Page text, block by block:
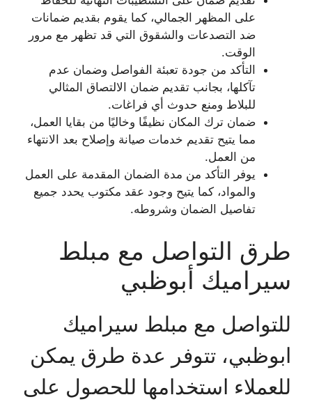
على المظهر الجمالي، كما يقوم بقديم ضمانات
ضد التصدعات والشقوق التي قد تظهر مع مرور
الوقت.
التأكد من جودة تعبئة الفواصل وضمان عدم
تآكلها، بجانب تقديم ضمان الالتصاق المثالي
للبلاط ومنع حدوث أي فراغات.
ضمان ترك المكان نظيفًا وخاليًا من بقايا العمل،
مما يتيح تقديم خدمات صيانة وإصلاح بعد الانتهاء
من العمل.
يوفر التأكد من مدة الضمان المقدمة على العمل
والمواد، كما يتيح وجود عقد مكتوب يحدد جميع
تفاصيل الضمان وشروطه.
طرق التواصل مع مبلط
سيراميك أبوظبي
للتواصل مع مبلط سيراميك
ابوظبي، تتوفر عدة طرق يمكن
للعملاء استخدامها للحصول على